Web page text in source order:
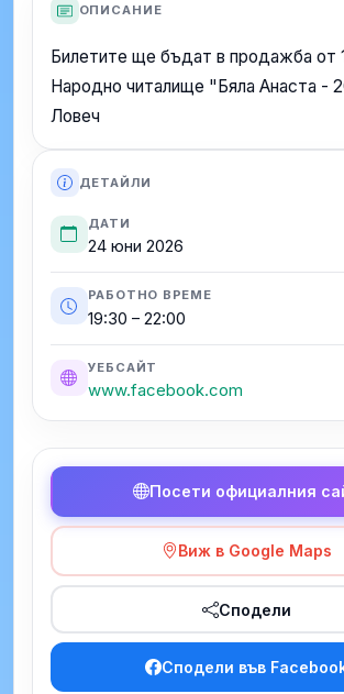
ОПИСАНИЕ
Билетите ще бъдат в продажба от
Народно читалище "Бяла Анаста -
Ловеч
ДЕТАЙЛИ
ДАТИ
24 юни 2026
РАБОТНО ВРЕМЕ
19:30 – 22:00
УЕБСАЙТ
www.facebook.com
Посети официалния
Виж в Google Maps
Сподели
Сподели във